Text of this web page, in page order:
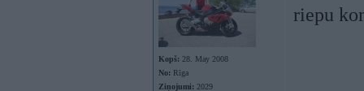
Kopš: 28. May 2008
No: Rīga
Ziņojumi: 2029
riepu